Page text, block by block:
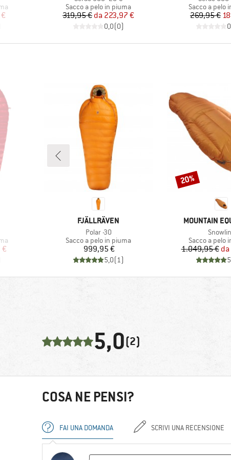
Gruppo di prodotti
Sacco a pelo in piuma
Prezzo
319,95 € Prezzo ridotto
da 223,97 €
0,0(0)
Gruppo di
Sacco a pelo
269,95 €
€
MARCHIO
FJÄLLRÄVEN
Articolo
Polar -30
Gruppo di prodotti
Sacco a pelo in piuma
Prezzo
999,95 €
5,0(1)
MARCHIO
MOUNTAIN
Articolo
Gruppo di
Sacco a pelo
1.049,95 € da
Sconto
20%
5,0(2)
COSA NE PENSI?
FAI UNA DOMANDA SCRIVI UNA RECENSIONE